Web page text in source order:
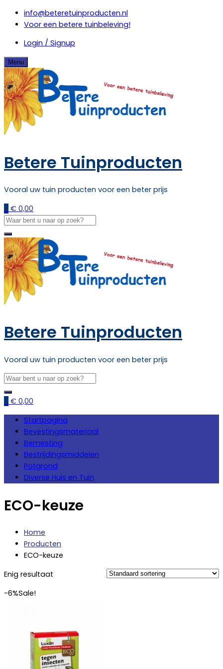
Skip info@beteretuinproducten.nl
Voor een betere tuinbeleving!
Login / Signup
Menu
Betere Tuinproducten
Vooral uw tuin producten voor een beter prijs
0 € 0,00
Betere Tuinproducten
Vooral uw tuin producten voor een beter prijs
0 € 0,00
Startpagina
Bevestingsmateriaal
Bemesting
Bestrijdingsmiddelen
Potgrond
Diverse Huis en Tuin
ECO-keuze
Home
Producten
ECO-keuze
Enig resultaat
-6%Sale!